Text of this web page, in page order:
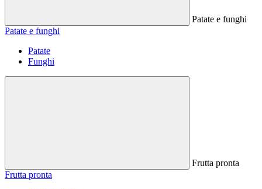
Patate e funghi
Patate e funghi
Patate
Funghi
Frutta pronta
Frutta pronta